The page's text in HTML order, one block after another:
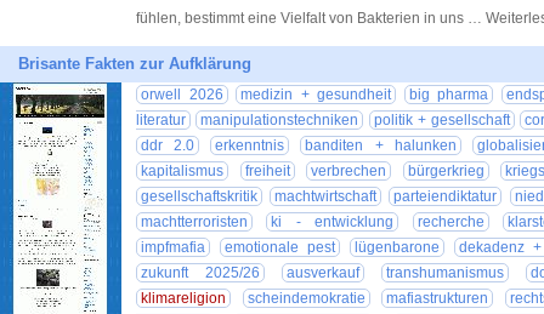
fühlen, bestimmt eine Vielfalt von Bakterien in uns …
Brisante Fakten zur Aufklärung
orwell 2026 medizin + gesundheit big pharma
literatur
manipulationstechniken politik + gesellschaft
ddr 2.0
erkenntnis banditen + halunken
kapitalismus
freiheit verbrechen bürgerkrieg
gesellschaftskritik
machtwirtschaft parteiendiktatur
machtterroristen
ki - entwicklung recherche
impfmafia
emotionale pest lügenbarone
dekadenz
zukunft 2025/26
ausverkauf transhumanismus
klimareligion
scheindemokratie mafiastrukturen